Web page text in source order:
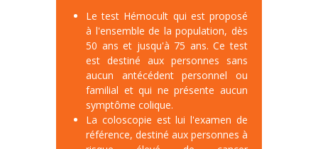
Le test Hémocult qui est proposé
à l'ensemble de la population, dès
50 ans et jusqu'à 75 ans. Ce test
est destiné aux personnes sans
aucun antécédent personnel ou
familial et qui ne présente aucun
symptôme colique.
La coloscopie est lui l'examen de
référence, destiné aux personnes à